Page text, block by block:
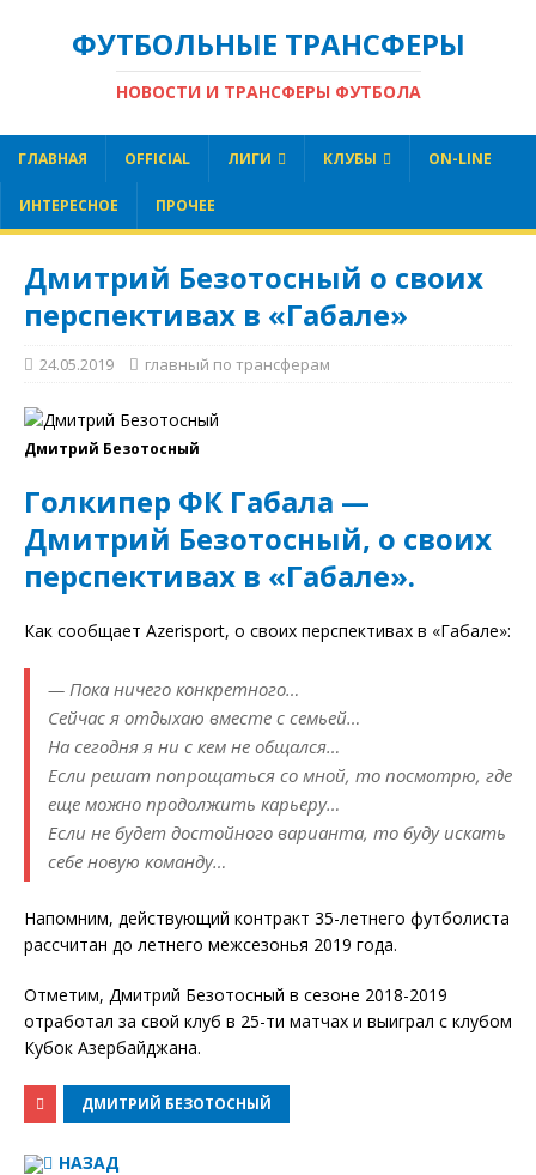
ФУТБОЛЬНЫЕ ТРАНСФЕРЫ
НОВОСТИ И ТРАНСФЕРЫ ФУТБОЛА
ГЛАВНАЯ OFFICIAL ЛИГИ КЛУБЫ ON-LINE
ИНТЕРЕСНОЕ ПРОЧЕЕ
Дмитрий Безотосный о своих
перспективах в «Габале»
24.05.2019 главный по трансферам
Дмитрий Безотосный
Голкипер ФК Габала —
Дмитрий Безотосный, о своих
перспективах в «Габале».
Как сообщает Azerisport, о своих перспективах в «Габале»:
— Пока ничего конкретного…
Сейчас я отдыхаю вместе с семьей…
На сегодня я ни с кем не общался…
Если решат попрощаться со мной, то посмотрю, где
еще можно продолжить карьеру…
Если не будет достойного варианта, то буду искать
себе новую команду…
Напомним, действующий контракт 35-летнего футболиста
рассчитан до летнего межсезонья 2019 года.
Отметим, Дмитрий Безотосный в сезоне 2018-2019
отработал за свой клуб в 25-ти матчах и выиграл с клубом
Кубок Азербайджана.
ДМИТРИЙ БЕЗОТОСНЫЙ
НАЗАД